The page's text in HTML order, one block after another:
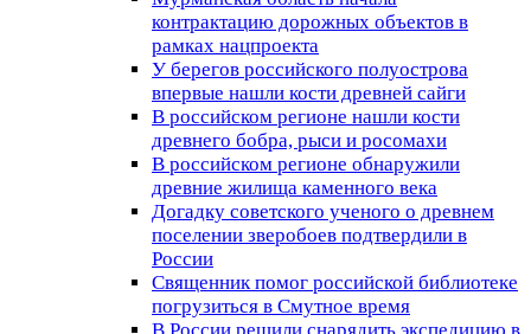
контрактацию дорожных объектов в
рамках нацпроекта
У берегов российского полуострова
впервые нашли кости древней сайги
В российском регионе нашли кости
древнего бобра, рыси и росомахи
В российском регионе обнаружили
древние жилища каменного века
Догадку советского ученого о древнем
поселении зверобоев подтвердили в
России
Священник помог российской библиотеке
погрузиться в Смутное время
В России решили снарядить экспедицию в